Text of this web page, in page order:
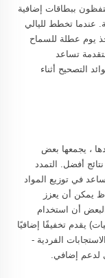
ببطاقات إضافية
عندما تخطط لليالي
يوم عطلة للسماح
تساعد
التصحيح أثناء
، يجمعها بعض
أفضل. التمدد
في توزيع المواد
يمكن أن يعزز
أن استخدام
يقدم تخفيفًا إضافيًا
الفردية -
لدعم إضافي.